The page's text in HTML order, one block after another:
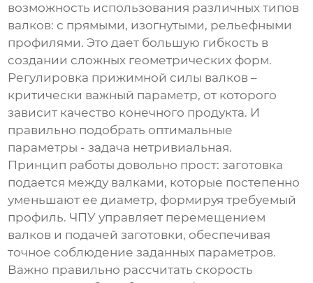
возможность использования различных типов
валков: с прямыми, изогнутыми, рельефными
профилями. Это дает большую гибкость в
создании сложных геометрических форм.
Регулировка прижимной силы валков –
критически важный параметр, от которого
зависит качество конечного продукта. И
правильно подобрать оптимальные
параметры - задача нетривиальная.
Принцип работы довольно прост: заготовка
подается между валками, которые постепенно
уменьшают ее диаметр, формируя требуемый
профиль. ЧПУ управляет перемещением
валков и подачей заготовки, обеспечивая
точное соблюдение заданных параметров.
Важно правильно рассчитать скорость